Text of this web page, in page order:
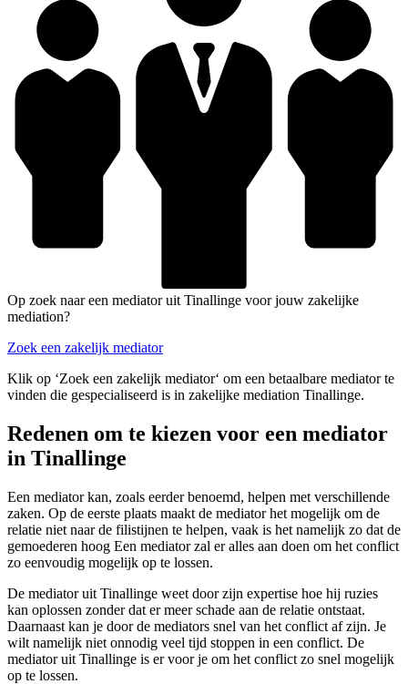
Op zoek naar een mediator uit Tinallinge voor jouw zakelijke
mediation?
Zoek een zakelijk mediator
Klik op ‘Zoek een zakelijk mediator‘ om een betaalbare mediator te
vinden die gespecialiseerd is in zakelijke mediation Tinallinge.
Redenen om te kiezen voor een mediator
in Tinallinge
Een mediator kan, zoals eerder benoemd, helpen met verschillende
zaken. Op de eerste plaats maakt de mediator het mogelijk om de
relatie niet naar de filistijnen te helpen, vaak is het namelijk zo dat de
gemoederen hoog Een mediator zal er alles aan doen om het conflict
zo eenvoudig mogelijk op te lossen.
De mediator uit Tinallinge weet door zijn expertise hoe hij ruzies
kan oplossen zonder dat er meer schade aan de relatie ontstaat.
Daarnaast kan je door de mediators snel van het conflict af zijn. Je
wilt namelijk niet onnodig veel tijd stoppen in een conflict. De
mediator uit Tinallinge is er voor je om het conflict zo snel mogelijk
op te lossen.